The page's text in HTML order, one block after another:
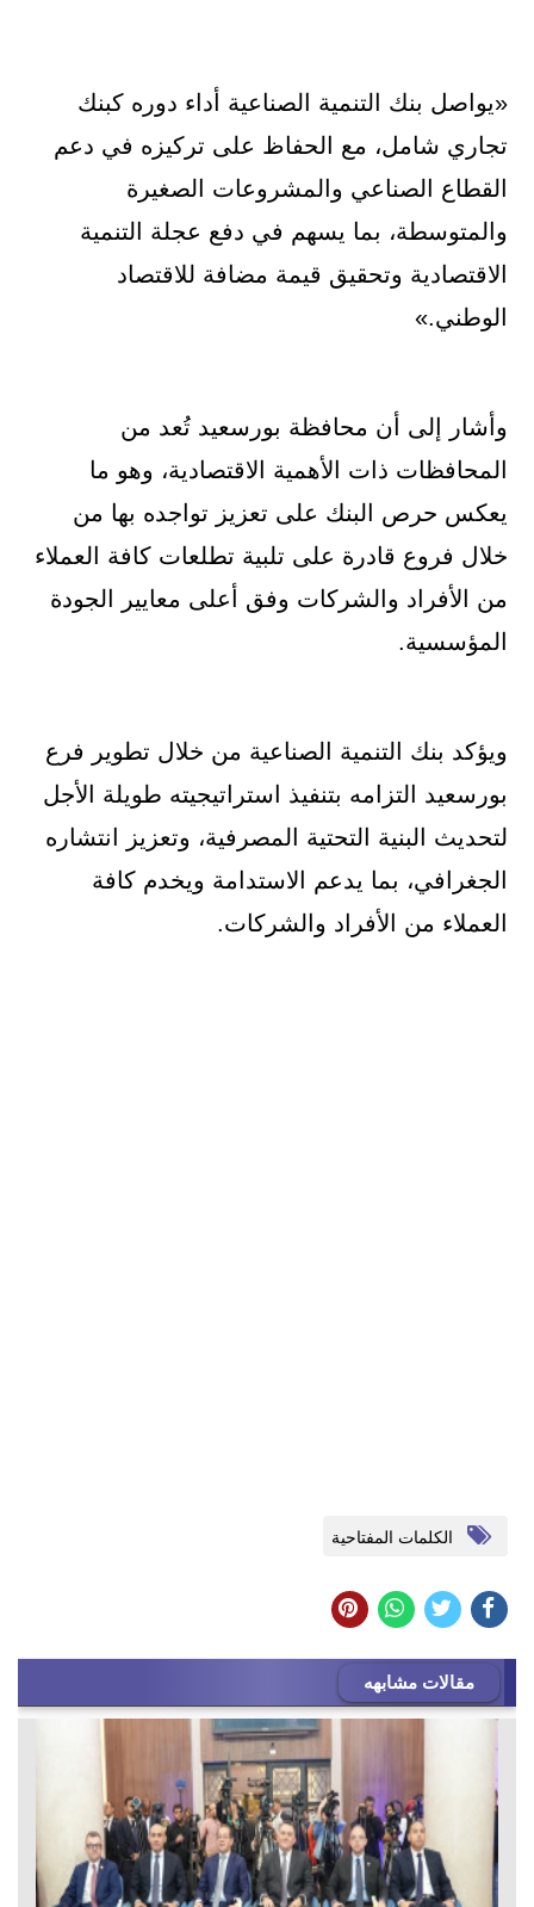
«يواصل بنك التنمية الصناعية أداء دوره كبنك
تجاري شامل، مع الحفاظ على تركيزه في دعم
القطاع الصناعي والمشروعات الصغيرة
والمتوسطة، بما يسهم في دفع عجلة التنمية
الاقتصادية وتحقيق قيمة مضافة للاقتصاد
الوطني.»
وأشار إلى أن محافظة بورسعيد تُعد من
المحافظات ذات الأهمية الاقتصادية، وهو ما
يعكس حرص البنك على تعزيز تواجده بها من
خلال فروع قادرة على تلبية تطلعات كافة العملاء
من الأفراد والشركات وفق أعلى معايير الجودة
المؤسسية.
ويؤكد بنك التنمية الصناعية من خلال تطوير فرع
بورسعيد التزامه بتنفيذ استراتيجيته طويلة الأجل
لتحديث البنية التحتية المصرفية، وتعزيز انتشاره
الجغرافي، بما يدعم الاستدامة ويخدم كافة
العملاء من الأفراد والشركات.
الكلمات المفتاحية
مقالات مشابهه